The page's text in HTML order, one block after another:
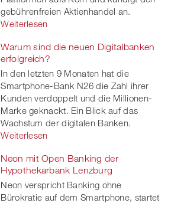
gebührenfreien Aktienhandel an.
Weiterlesen
Warum sind die neuen Digitalbanken
erfolgreich?
In den letzten 9 Monaten hat die
Smartphone-Bank N26 die Zahl ihrer
Kunden verdoppelt und die Millionen-
Marke geknackt. Ein Blick auf das
Wachstum der digitalen Banken.
Weiterlesen
Neon mit Open Banking der
Hypothekarbank Lenzburg
Neon verspricht Banking ohne
Bürokratie auf dem Smartphone, startet